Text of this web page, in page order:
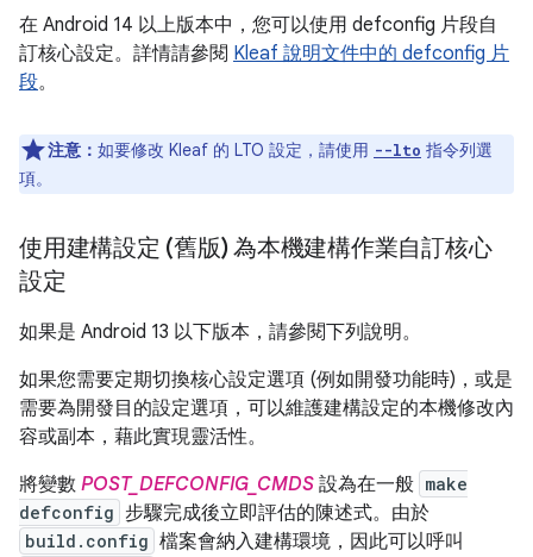
在 Android 14 以上版本中，您可以使用 defconfig 片段自
訂核心設定。詳情請參閱 Kleaf 說明文件中的 defconfig 片
段。
注意： 如要修改 Kleaf 的 LTO 設定，請使用 --lto 指令列選
項。
使用建構設定 (舊版) 為本機建構作業自訂核心
設定
如果是 Android 13 以下版本，請參閱下列說明。
如果您需要定期切換核心設定選項 (例如開發功能時)，或是
需要為開發目的設定選項，可以維護建構設定的本機修改內
容或副本，藉此實現靈活性。
將變數 POST_DEFCONFIG_CMDS 設為在一般 make
defconfig 步驟完成後立即評估的陳述式。由於
build.config 檔案會納入建構環境，因此可以呼叫